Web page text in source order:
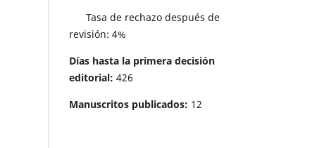
Tasa de rechazo después de
revisión: 4%
Días hasta la primera decisión
editorial: 426
Manuscritos publicados: 12